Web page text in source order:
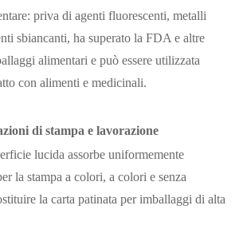
priva di agenti fluorescenti, metalli
sbiancanti, ha superato la FDA e altre
alimentari e può essere utilizzata
con alimenti e medicinali.
di stampa e lavorazione
lucida assorbe uniformemente
la stampa a colori, a colori e senza
la carta patinata per imballaggi di alta